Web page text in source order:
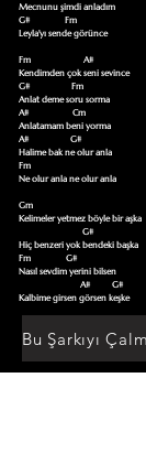
Mecnunu şimdi anladım
G#                Fm
Leyla'yı sende görünce
Fm                        A#
Kendimden çok seni sevince
G#                   Fm
Anlat deme soru sorma
A#                    Cm
Anlatamam beni yorma
A#                   G#
Halime bak ne olur anla
Fm
Ne olur anla ne olur anla
Gm
Kelimeler yetmez böyle bir aşka
Hiç benzeri yok bendeki başka
Fm                G#
Nasıl sevdim yerini bilsen
Kalbime girsen görsen keşke